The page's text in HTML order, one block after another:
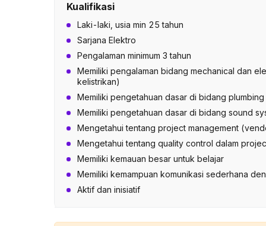
Kualifikasi
Laki-laki, usia min 25 tahun
Sarjana Elektro
Pengalaman minimum 3 tahun
Memiliki pengalaman bidang mechanical dan
kelistrikan)
Memiliki pengetahuan dasar di bidang
Memiliki pengetahuan dasar di bidang sound
Mengetahui tentang project management
Mengetahui tentang quality control dalam
Memiliki kemauan besar untuk belajar
Memiliki kemampuan komunikasi sederhana
Aktif dan inisiatif